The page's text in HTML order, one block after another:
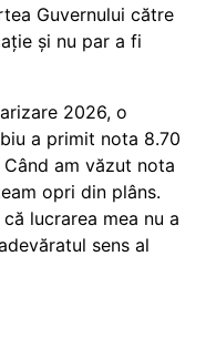
Guvernului către
și nu par a fi
2026, o
a primit nota 8.70
am văzut nota
opri din plâns.
lucrarea mea nu a
sens al